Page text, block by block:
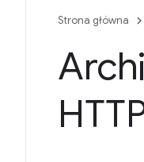
Strona główna